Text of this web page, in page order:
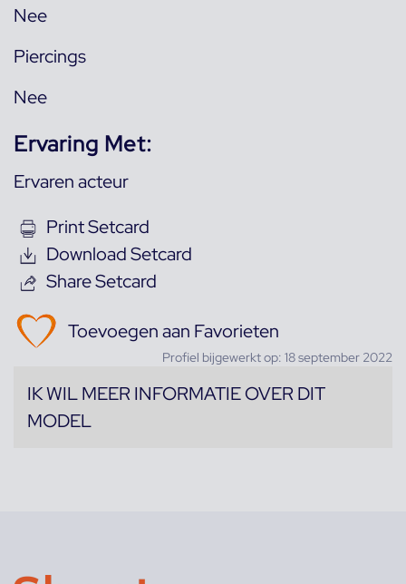
Nee
Piercings
Nee
Ervaring Met:
Ervaren acteur
Print Setcard
Download Setcard
Share Setcard
Toevoegen aan Favorieten
Profiel bijgewerkt op: 18 september 2022
IK WIL MEER INFORMATIE OVER DIT
MODEL